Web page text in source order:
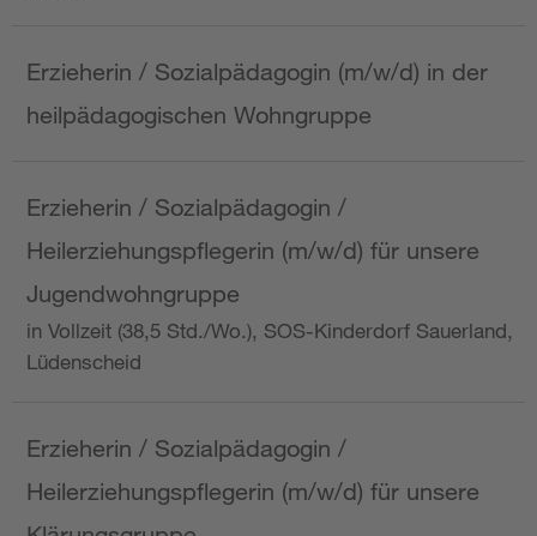
Erzieherin / Sozialpädagogin (m/w/d) in der
heilpädagogischen Wohngruppe
Erzieherin / Sozialpädagogin /
Heilerziehungspflegerin (m/w/d) für unsere
Jugendwohngruppe
in Vollzeit (38,5 Std./Wo.), SOS-Kinderdorf Sauerland,
Lüdenscheid
Erzieherin / Sozialpädagogin /
Heilerziehungspflegerin (m/w/d) für unsere